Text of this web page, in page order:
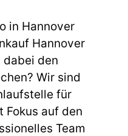
in Hannover
Hannover
dabei den
Wir sind
für
Fokus auf den
Team